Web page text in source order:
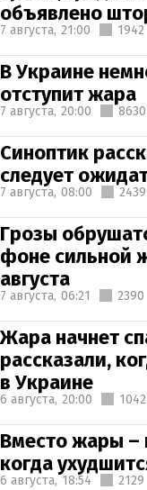
объявлено
7 августа, 21:00 1942
В Украине
отступит жара
7 августа, 20:00 8630
Синоптик
следует
7 августа, 08:00 2439
Грозы
фоне сильной
августа
7 августа, 06:21 2390
Жара начнет
рассказали,
в Украине
6 августа, 20:00 1042
Вместо жары –
когда
6 августа, 18:54 2129